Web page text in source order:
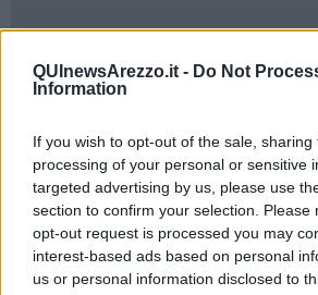
QUInewsArezzo.it - Do Not
Information
If you wish to opt-out of the sale,
processing of your personal or sensitive
targeted advertising by us, please use
section to confirm your selection. Please
opt-out request is processed you may
interest-based ads based on personal
us or personal information disclosed to
generali 2022 che si sono tenuti a
Social: Arezzo ospiterà gli Stati generali
pubblica del 2025. La nostra città
giornalisti, esperti di digitale con l'obiettivo
migliori pratiche esistenti in tutta Italia e per
una comunicazione semplice e vicina al
Un importante riconoscimento per il